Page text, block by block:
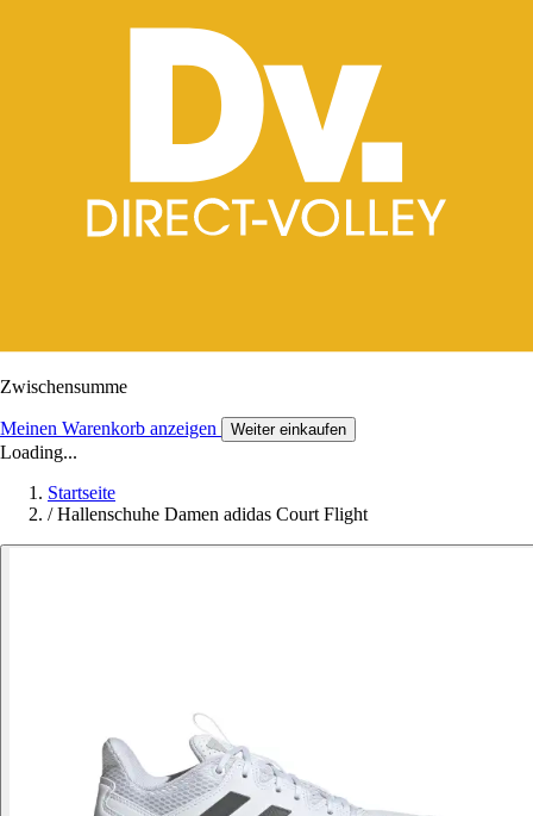
Zwischensumme
Meinen Warenkorb anzeigen Weiter einkaufen
Loading...
Startseite
/ Hallenschuhe Damen adidas Court Flight